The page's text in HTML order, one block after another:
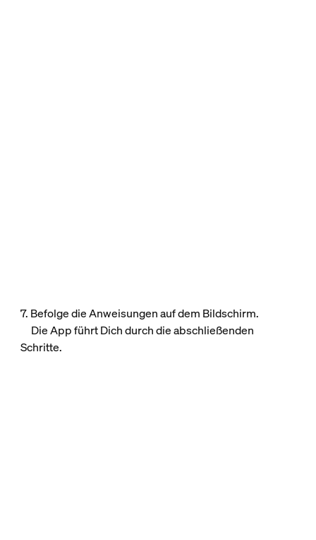
7. Befolge die Anweisungen auf dem Bildschirm.
Die App führt Dich durch die abschließenden
Schritte.